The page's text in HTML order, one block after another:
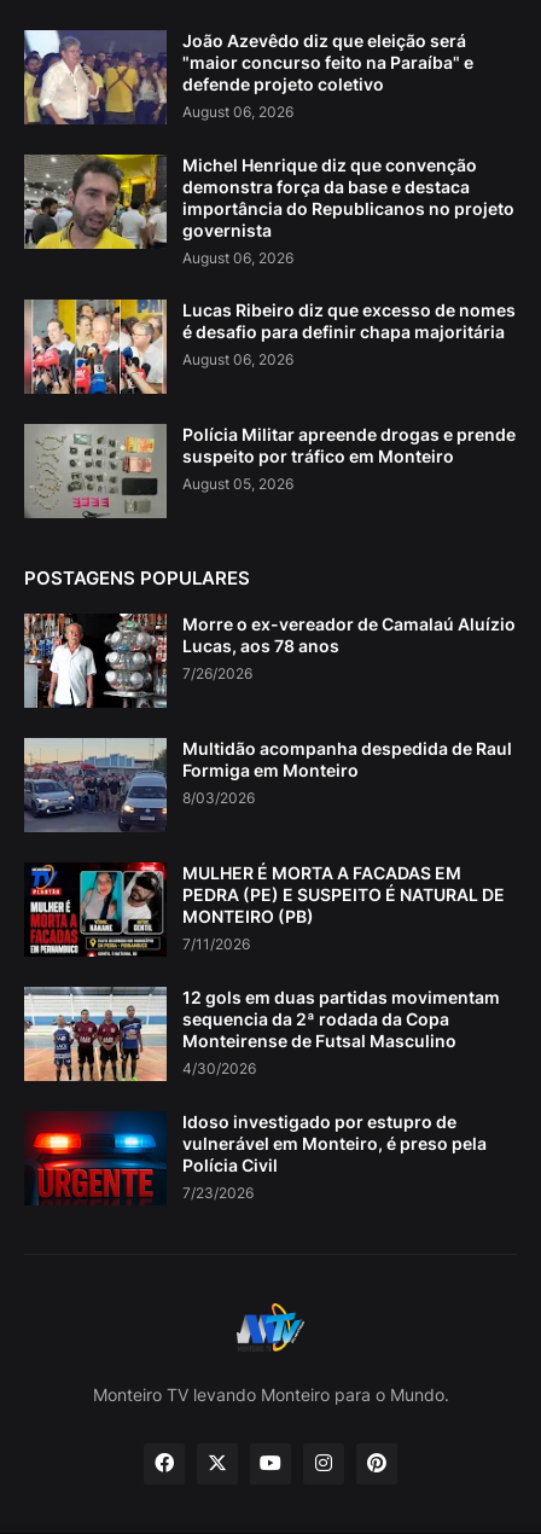
João Azevêdo diz que eleição será
"maior concurso feito na Paraíba" e
defende projeto coletivo
August 06, 2026
Michel Henrique diz que convenção
demonstra força da base e destaca
importância do Republicanos no projeto
governista
August 06, 2026
Lucas Ribeiro diz que excesso de nomes
é desafio para definir chapa majoritária
August 06, 2026
Polícia Militar apreende drogas e prende
suspeito por tráfico em Monteiro
August 05, 2026
POSTAGENS POPULARES
Morre o ex-vereador de Camalaú Aluízio
Lucas, aos 78 anos
7/26/2026
Multidão acompanha despedida de Raul
Formiga em Monteiro
8/03/2026
MULHER É MORTA A FACADAS EM
PEDRA (PE) E SUSPEITO É NATURAL DE
MONTEIRO (PB)
7/11/2026
12 gols em duas partidas movimentam
sequencia da 2ª rodada da Copa
Monteirense de Futsal Masculino
4/30/2026
Idoso investigado por estupro de
vulnerável em Monteiro, é preso pela
Polícia Civil
7/23/2026
Monteiro TV levando Monteiro para o Mundo.